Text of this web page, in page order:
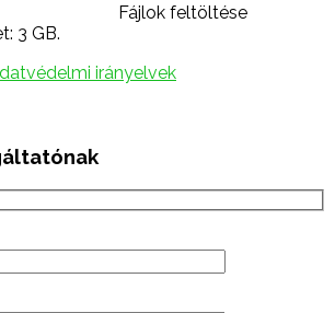
Fájlok feltöltése
3 GB.
irányelvek